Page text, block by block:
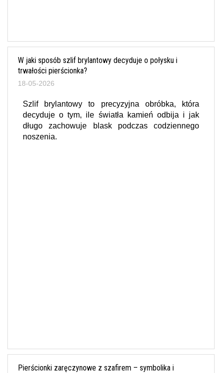
W jaki sposób szlif brylantowy decyduje o połysku i
trwałości pierścionka?
18-05-2026
Szlif brylantowy to precyzyjna obróbka, która
decyduje o tym, ile światła kamień odbija i jak
długo zachowuje blask podczas codziennego
noszenia.
Pierścionki zaręczynowe z szafirem – symbolika i